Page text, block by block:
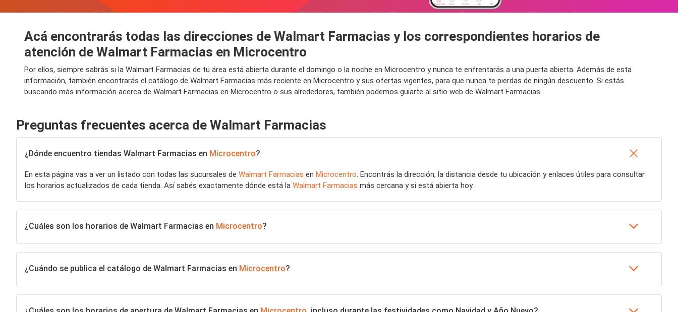
Acá encontrarás todas las direcciones de Walmart Farmacias y los correspondientes horarios de
atención de Walmart Farmacias en Microcentro
Por ellos, siempre sabrás si la Walmart Farmacias de tu área está abierta durante el domingo o la noche en Microcentro y nunca te enfrentarás a una puerta abierta. Además de esta
información, también encontrarás el catálogo de Walmart Farmacias más reciente en Microcentro y sus ofertas vigentes, para que nunca te pierdas de ningún descuento. Si estás
buscando más información acerca de Walmart Farmacias en Microcentro o sus alrededores, también podemos guiarte al sitio web de Walmart Farmacias.
Preguntas frecuentes acerca de Walmart Farmacias
¿Dónde encuentro tiendas Walmart Farmacias en Microcentro?
En esta página vas a ver un listado con todas las sucursales de Walmart Farmacias en Microcentro. Encontrás la dirección, la distancia desde tu ubicación y enlaces útiles para consultar
los horarios actualizados de cada tienda. Así sabés exactamente dónde está la Walmart Farmacias más cercana y si está abierta hoy.
¿Cuáles son los horarios de Walmart Farmacias en Microcentro?
¿Cuándo se publica el catálogo de Walmart Farmacias en Microcentro?